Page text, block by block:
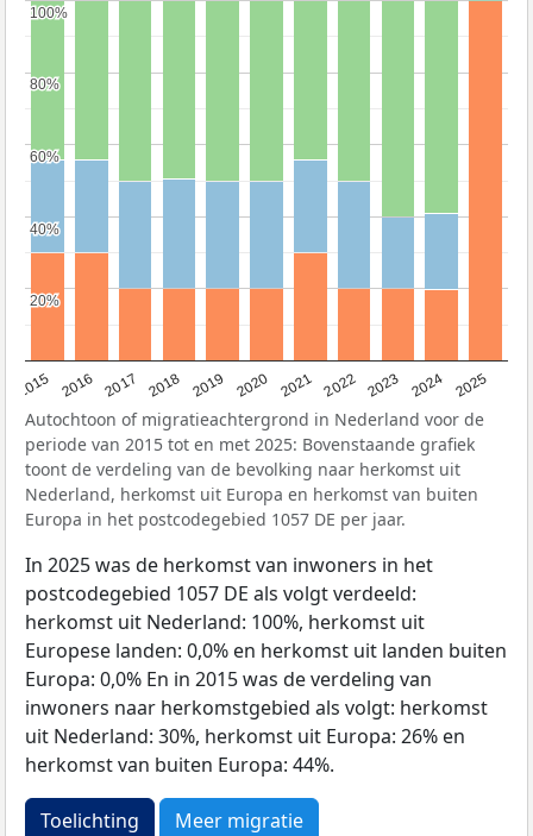
2015 2016 2017 2018 2019 2020 2021 2022 2023 2024 2025
20%
20%
40%
40%
60%
60%
80%
80%
100%
100%
Autochtoon of migratieachtergrond in Nederland voor de
periode van 2015 tot en met 2025: Bovenstaande grafiek
toont de verdeling van de bevolking naar herkomst uit
Nederland, herkomst uit Europa en herkomst van buiten
Europa in het postcodegebied 1057 DE per jaar.
In 2025 was de herkomst van inwoners in het
postcodegebied 1057 DE als volgt verdeeld:
herkomst uit Nederland: 100%, herkomst uit
Europese landen: 0,0% en herkomst uit landen buiten
Europa: 0,0% En in 2015 was de verdeling van
inwoners naar herkomstgebied als volgt: herkomst
uit Nederland: 30%, herkomst uit Europa: 26% en
herkomst van buiten Europa: 44%.
Toelichting Meer migratie